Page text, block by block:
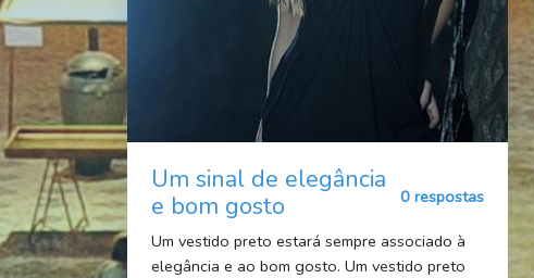
Um sinal de elegância
e bom gosto
0 respostas
Um vestido preto estará sempre associado à
elegância e ao bom gosto. Um vestido preto